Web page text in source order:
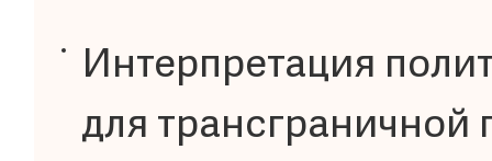
Интерпретация
для трансграничной